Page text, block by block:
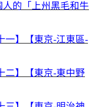
的「上州黑毛和牛
一】【東京-江東區-
二】【東京-東中野